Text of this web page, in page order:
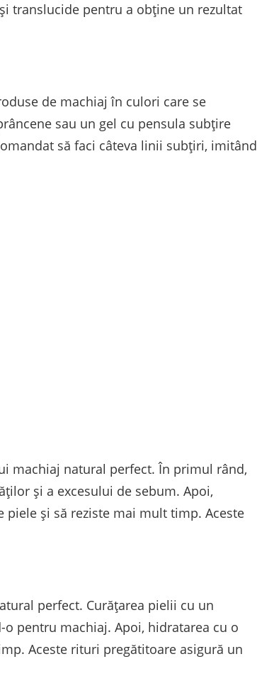
translucide pentru a obține un rezultat
de machiaj în culori care se
sau un gel cu pensula subțire
să faci câteva linii subțiri, imitând
machiaj natural perfect. În primul rând,
și a excesului de sebum. Apoi,
și să reziste mai mult timp. Aceste
perfect. Curățarea pielii cu un
pentru machiaj. Apoi, hidratarea cu o
Aceste rituri pregătitoare asigură un